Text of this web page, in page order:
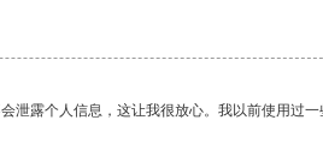
泄露个人信息，这让我很放心。我以前使用过